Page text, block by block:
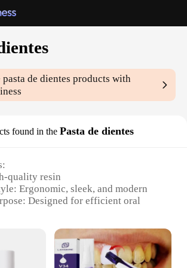
pasta de dientes products with
found in the Pasta de dientes
quality resin
Ergonomic, sleek, and modern
Designed for efficient oral
Comes with a travel case for